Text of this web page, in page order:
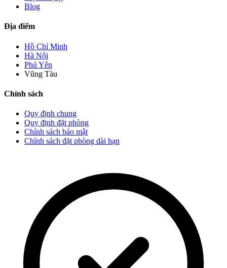
Blog
Địa điểm
Hồ Chí Minh
Hà Nội
Phú Yên
Vũng Tàu
Chính sách
Quy định chung
Quy định đặt phòng
Chính sách bảo mật
Chính sách đặt phòng dài hạn